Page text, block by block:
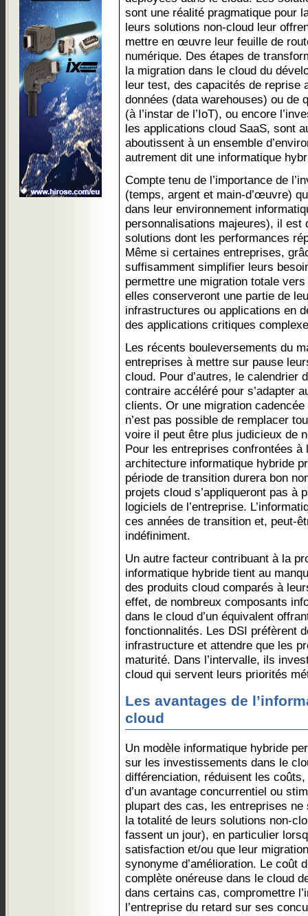
sont une réalité pragmatique pour
leurs solutions non-cloud leur
mettre en œuvre leur feuille de
numérique. Des étapes de
la migration dans le cloud du
leur test, des capacités de reprise
données (data warehouses) ou de
(à l’instar de l’IoT), ou encore
les applications cloud SaaS, sont
aboutissent à un ensemble
autrement dit une informatique
Compte tenu de l’importance de
(temps, argent et main-d’œuvre)
dans leur environnement
personnalisations majeures), il est
solutions dont les performances
Même si certaines entreprises,
suffisamment simplifier leurs
permettre une migration totale
elles conserveront une partie de
infrastructures ou applications en
des applications critiques
Les récents bouleversements du
entreprises à mettre sur pause
cloud. Pour d’autres, le calendrier
contraire accéléré pour s’adapter
clients. Or une migration
n’est pas possible de remplacer
voire il peut être plus judicieux de
Pour les entreprises confrontées à
architecture informatique hybride
période de transition durera bon
projets cloud s’appliqueront pas à
logiciels de l’entreprise.
ces années de transition et, peut-
indéfiniment.
Un autre facteur contribuant à la
informatique hybride tient au
des produits cloud comparés à
effet, de nombreux composants
dans le cloud d’un équivalent
fonctionnalités. Les DSI préfèrent
infrastructure et attendre que les
maturité. Dans l’intervalle, ils
cloud qui servent leurs priorités
Les avantages de
cloud
Un modèle informatique hybride
sur les investissements dans le
différenciation, réduisent les
d’un avantage concurrentiel ou
plupart des cas, les entreprises
la totalité de leurs solutions non-
fassent un jour), en particulier
satisfaction et/ou que leur
synonyme d’amélioration. Le coût
complète onéreuse dans le cloud
dans certains cas, compromettre
l’entreprise du retard sur ses